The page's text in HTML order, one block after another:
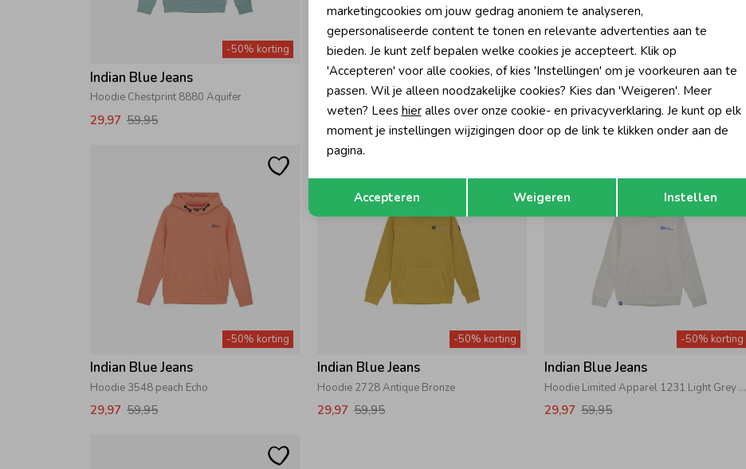
-50% korting
Indian Blue Jeans
Hoodie Chestprint 8880 Aquifer
29,97 59,95
-50% korting
Indian Blue Jeans
Hoodie Cut&Sew 7031 Windsurfer
29,97 59,95
Indian Blue Jeans
Hoodie DNM Style 2250 Burlwood
29,97 59,95
-50% korting
Indian Blue Jeans
Hoodie 3548 peach Echo
29,97 59,95
-50% korting
Indian Blue Jeans
Hoodie 2728 Antique Bronze
29,97 59,95
-50% korting
Indian Blue Jeans
Hoodie Limited Apparel 1231 Light Grey Melange
29,97 59,95
Opslaan
marketingcookies om jouw gedrag anoniem te analyseren,
gepersonaliseerde content te tonen en relevante advertenties aan te
bieden. Je kunt zelf bepalen welke cookies je accepteert. Klik op
'Accepteren' voor alle cookies, of kies 'Instellingen' om je voorkeuren aan te
passen. Wil je alleen noodzakelijke cookies? Kies dan 'Weigeren'. Meer
weten? Lees hieralles over onze cookie- en privacyverklaring. Je kunt op elk
moment je instellingen wijzigingen door op de link te klikken onder aan de
pagina.
Accepteren Weigeren Instellen